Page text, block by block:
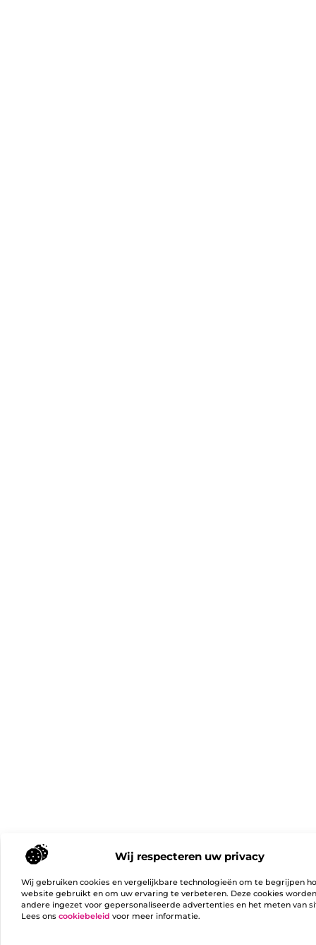
Wij respecteren uw privacy
Wij gebruiken cookies en vergelijkbare technologieën om te begrijpen
website gebruikt en om uw ervaring te verbeteren. Deze cookies
andere ingezet voor gepersonaliseerde advertenties en het meten van
Lees ons cookiebeleid voor meer informatie.